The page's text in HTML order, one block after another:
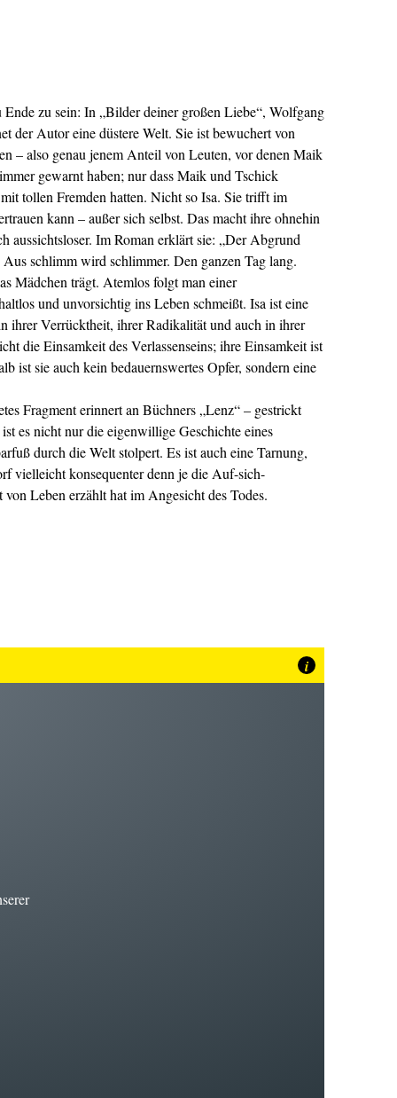
zu sein: In „Bilder deiner großen Liebe“, Wolfgang
der Autor eine düstere Welt. Sie ist bewuchert von
– also genau jenem Anteil von Leuten, vor denen Maik
gewarnt haben; nur dass Maik und Tschick
tollen Fremden hatten. Nicht so Isa. Sie trifft im
kann – außer sich selbst. Das macht ihre ohnehin
aussichtsloser. Im Roman erklärt sie: „Der Abgrund
schlimm wird schlimmer. Den ganzen Tag lang.
Mädchen trägt. Atemlos folgt man einer
und unvorsichtig ins Leben schmeißt. Isa ist eine
ihrer Verrücktheit, ihrer Radikalität und auch in ihrer
die Einsamkeit des Verlassenseins; ihre Einsamkeit ist
ist sie auch kein bedauernswertes Opfer, sondern eine
Fragment erinnert an Büchners „Lenz“ – gestrickt
es nicht nur die eigenwillige Geschichte eines
durch die Welt stolpert. Es ist auch eine Tarnung,
vielleicht konsequenter denn je die Auf-sich-
Leben erzählt hat im Angesicht des Todes.
i